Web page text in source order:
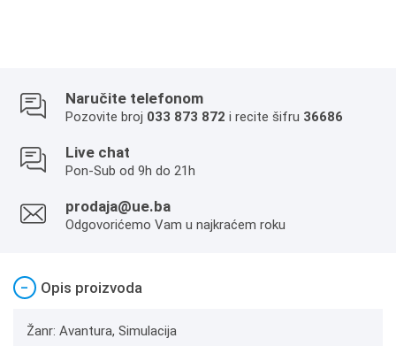
Naručite telefonom
Pozovite broj 033 873 872 i recite šifru 36686
Live chat
Pon-Sub od 9h do 21h
prodaja@ue.ba
Odgovorićemo Vam u najkraćem roku
− Opis proizvoda
Žanr: Avantura, Simulacija